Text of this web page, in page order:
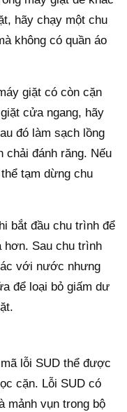
hãy chạy một chu
không có quần áo
giặt có còn cặn
cửa ngang, hãy
đó làm sạch lồng
chải đánh răng. Nếu
tạm dừng chu
bắt đầu chu trình để
hơn. Sau chu trình
với nước nhưng
để loại bỏ giấm dư
lỗi SUD thể được
cặn. Lỗi SUD có
mảnh vụn trong bộ